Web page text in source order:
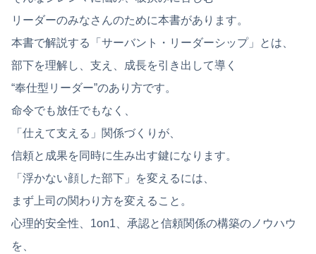
リーダーのみなさんのために本書があります。
本書で解説する「サーバント・リーダーシップ」とは、
部下を理解し、支え、成長を引き出して導く
“奉仕型リーダー”のあり方です。
命令でも放任でもなく、
「仕えて支える」関係づくりが、
信頼と成果を同時に生み出す鍵になります。
「浮かない顔した部下」を変えるには、
まず上司の関わり方を変えること。
心理的安全性、1on1、承認と信頼関係の構築のノウハウ
を、